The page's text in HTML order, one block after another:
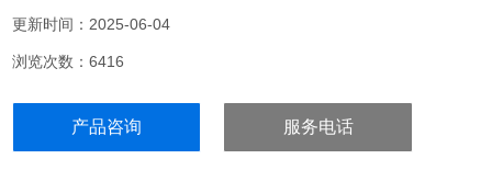
更新时间：2025-06-04
浏览次数：6416
产品咨询 服务电话